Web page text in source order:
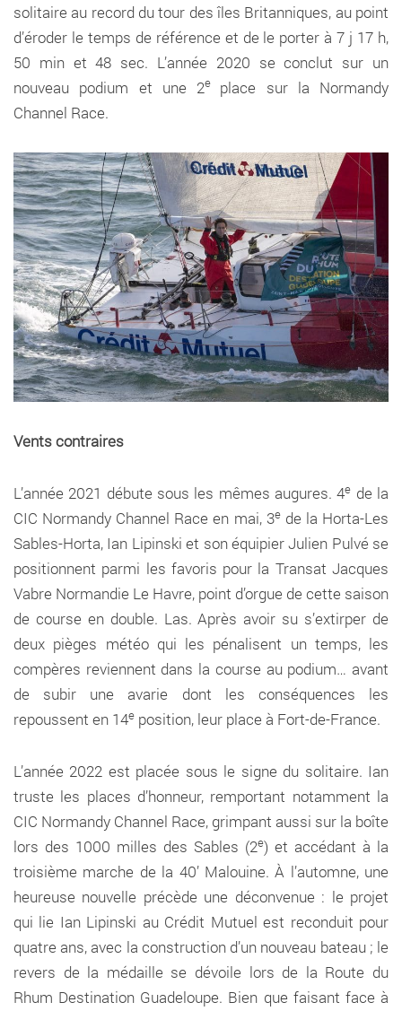
solitaire au record du tour des îles Britanniques, au point
d’éroder le temps de référence et de le porter à 7 j 17 h,
50 min et 48 sec. L’année 2020 se conclut sur un
nouveau podium et une 2e place sur la Normandy
Channel Race.
Vents contraires
L’année 2021 débute sous les mêmes augures. 4e de la
CIC Normandy Channel Race en mai, 3ede la Horta-Les
Sables-Horta, Ian Lipinski et son équipier Julien Pulvé se
positionnent parmi les favoris pour la Transat Jacques
Vabre Normandie Le Havre, point d’orgue de cette saison
de course en double. Las. Après avoir su s’extirper de
deux pièges météo qui les pénalisent un temps, les
compères reviennent dans la course au podium… avant
de subir une avarie dont les conséquences les
repoussent en 14e position, leur place à Fort-de-France.
L’année 2022 est placée sous le signe du solitaire. Ian
truste les places d’honneur, remportant notamment la
CIC Normandy Channel Race, grimpant aussi sur la boîte
lors des 1000 milles des Sables (2e) et accédant à la
troisième marche de la 40’ Malouine. À l’automne, une
heureuse nouvelle précède une déconvenue : le projet
qui lie Ian Lipinski au Crédit Mutuel est reconduit pour
quatre ans, avec la construction d’un nouveau bateau ; le
revers de la médaille se dévoile lors de la Route du
Rhum Destination Guadeloupe. Bien que faisant face à